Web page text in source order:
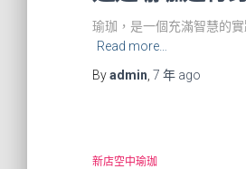
瑜珈，是一個充滿智慧的
Read more…
Byadmin 7 年 ago
新店空中瑜珈